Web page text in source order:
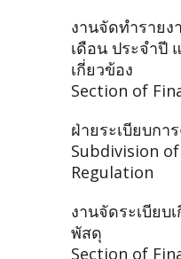
งานจัดทำรายง
เดือน ประจำปี
เกี่ยวข้อง
Section of
ฝ่ายระเบียบกา
Subdivision
Regulation
งานจัดระเบียบ
พัสดุ
Section of